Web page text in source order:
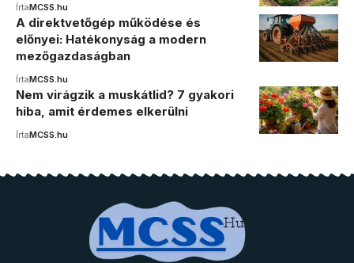
ÍrtaMCSS.hu
A direktvetőgép működése és
előnyei: Hatékonyság a modern
mezőgazdaságban
ÍrtaMCSS.hu
Nem virágzik a muskátlid? 7 gyakori
hiba, amit érdemes elkerülni
ÍrtaMCSS.hu